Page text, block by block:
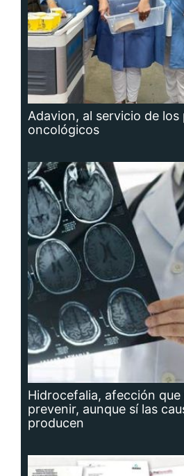
Adavion, al servicio de los
oncológicos
Hidrocefalia, afección que
prevenir, aunque sí las
producen